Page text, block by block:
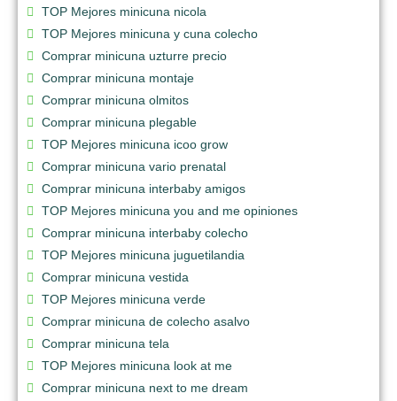
TOP Mejores minicuna nicola
TOP Mejores minicuna y cuna colecho
Comprar minicuna uzturre precio
Comprar minicuna montaje
Comprar minicuna olmitos
Comprar minicuna plegable
TOP Mejores minicuna icoo grow
Comprar minicuna vario prenatal
Comprar minicuna interbaby amigos
TOP Mejores minicuna you and me opiniones
Comprar minicuna interbaby colecho
TOP Mejores minicuna juguetilandia
Comprar minicuna vestida
TOP Mejores minicuna verde
Comprar minicuna de colecho asalvo
Comprar minicuna tela
TOP Mejores minicuna look at me
Comprar minicuna next to me dream